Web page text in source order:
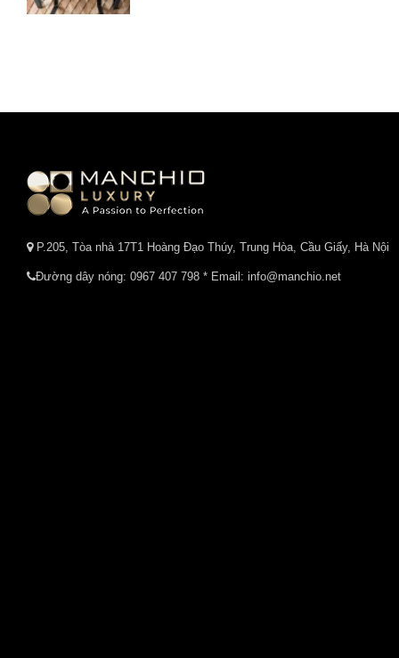
P.205, Tòa nhà 17T1 Hoàng Đạo Thúy, Trung Hòa, Cầu Giấy, Hà Nội
Đường dây nóng: 0967 407 798 * Email: info@manchio.net